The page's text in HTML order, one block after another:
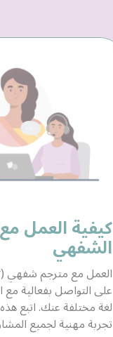
كيفية العمل
الشفهي
على التواصل بفعالية
لغة مختلفة عنك. اتبع
تجربة مهنية لجميع